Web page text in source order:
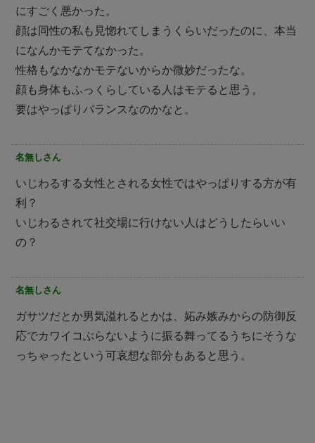
にすごく悪かった。
顔は同性の私も見惚れてしまうくらいだったのに、本当
になんかモテてなかった。
性格もなかなかモテないからか微妙だったな。
顔も身体もふっくらしている人はモテると思う。
要はやっぱりバランスなのかなと。
名無しさん
いじわるする女性とされる女性ではやっぱりする方が有
利？
いじわるされて社交場に行けない人はどうしたらいい
の？
名無しさん
ガサツだとか男気溢れるとかは、妬み嫉みからの防御反
応でカワイコぶらないように振る舞ってるうちにそうな
っちゃったという可哀想な部分もあると思う。